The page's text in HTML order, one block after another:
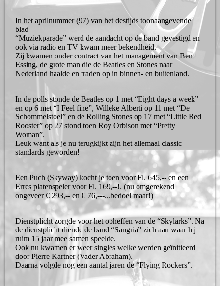
In het aprilnummer (97) van het destijds toonaangevende
blad
“Muziekparade” werd de aandacht op de band gevestigd en
ook via radio en TV kwam meer bekendheid.
Zij kwamen onder contract van het management van Ben
Essing, de grote man die de Beatles en Stones naar
Nederland haalde en traden op in binnen- en buitenland.
In de polls stonde de Beatles op 1 met “Eight days a week”
en op 6 met “I Feel fine”, Willeke Alberti op 11 met “De
Schommelstoel” en de Rolling Stones op 17 met “Little Red
Rooster” op 27 stond toen Roy Orbison met “Pretty
Woman”.
Leuk want als je nu terugkijkt zijn het allemaal classic
standards geworden!
Een Puch (Skyway) kocht je toen voor Fl. 645,-- en een
Erres platenspeler voor Fl. 169,--!. (nu omgerekend
ongeveer € 293,-- en € 76,---...bedoel maar!)
Dienstplicht zorgde voor het opheffen van de “Skylarks”. Na
de dienstplicht diende de band “Sangria” zich aan waar hij
ruim 15 jaar mee samen speelde.
Ook nu kwamen er weer singles welke werden geïnitieerd
door Pierre Kartner (Vader Abraham).
Daarna volgde nog een aantal jaren de “Flying Rockers”.